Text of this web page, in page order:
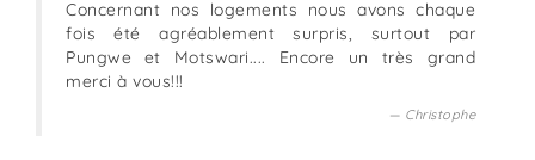
Concernant nos logements nous avons chaque
fois été agréablement surpris, surtout par
Pungwe et Motswari.... Encore un très grand
merci à vous!!!
Christophe